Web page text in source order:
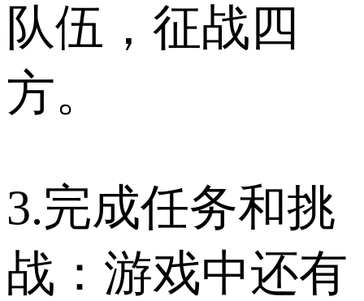
队伍，征战四
方。
3.完成任务和挑
战：游戏中还有